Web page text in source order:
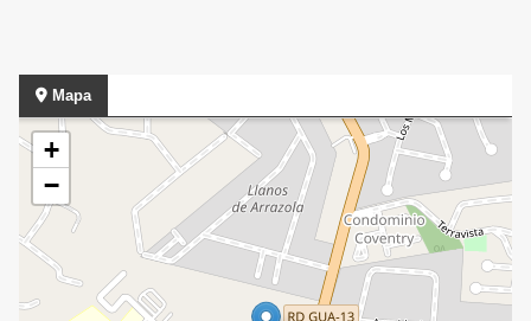
Mapa
+
−